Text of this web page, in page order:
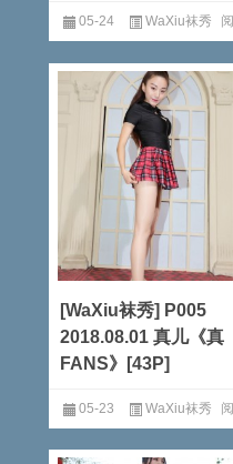
05-24 WaXiu袜秀 阅
读全文
[WaXiu袜秀] P005
2018.08.01 真儿《真
FANS》[43P]
05-23 WaXiu袜秀 阅
读全文